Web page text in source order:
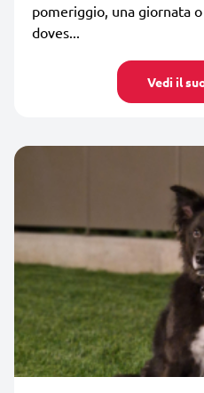
pomeriggio, una giornata
doves...
Vedi il